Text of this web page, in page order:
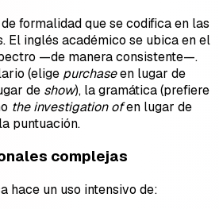
formalidad que se codifica en las
El inglés académico se ubica en el
—de manera consistente—.
(elige purchaseen lugar de
de show), la gramática (prefiere
the investigation ofen lugar de
puntuación.
complejas
hace un uso intensivo de: